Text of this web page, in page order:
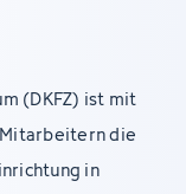
(DKFZ) ist mit
die
in